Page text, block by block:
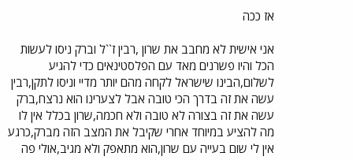
אז ככה
אני אישית לא מחבב את שרון ,רבין ז``ל וברק ניסו לעשות
הכל והיו פשרנים מאד עם הפלסטינאים כדי להגיע
לשלום,הבינו שישראל לקחה מהם יותר מדיי וניסו לתקן,רבין
עשה את זה בדרך הכי טובה אבל לצערינו הוא נרצח,ברק
עשה את זה בצורה לא טובה ולא חכמה,שרון בכלל אין לו
מה להציע במיוחד אחרי שקיבל את המצב הזה מברק,כרגע
אין לי שום בעייה עם שרון,הוא מתאפק ולא מגיב,אולי פה